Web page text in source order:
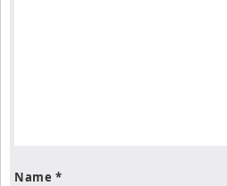
Name *